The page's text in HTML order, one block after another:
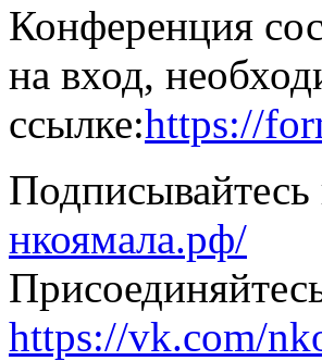
Конференция
на вход,
ссылке:https://
нкоямала.рф/
https://vk.com/